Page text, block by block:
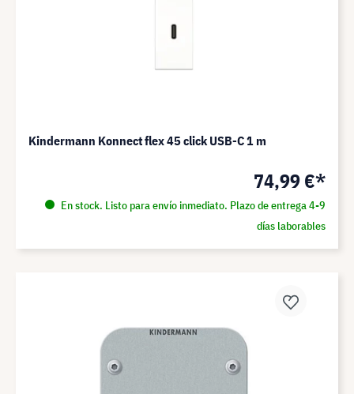
Kindermann Konnect flex 45 click USB-C 1 m
74,99 €*
En stock. Listo para envío inmediato. Plazo de entrega 4-9
días laborables